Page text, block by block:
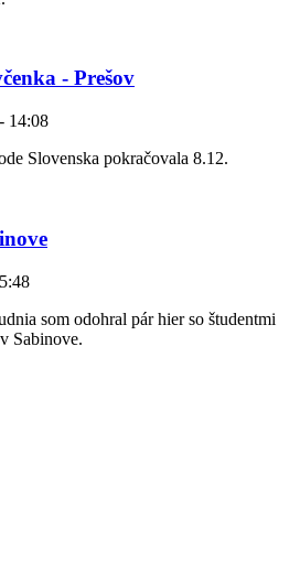
- Prešov
14:08
Slovenska pokračovala 8.12.
som odohral pár hier so študentmi
Sabinove.